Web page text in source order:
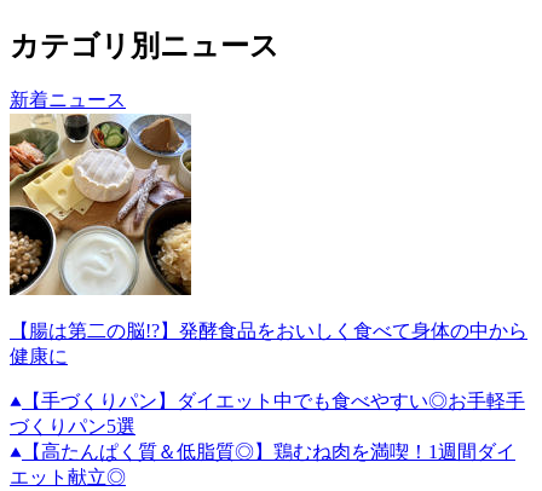
カテゴリ別ニュース
新着ニュース
【腸は第二の脳!?】発酵食品をおいしく食べて身体の中から
健康に
【手づくりパン】ダイエット中でも食べやすい◎お手軽手
づくりパン5選
【高たんぱく質＆低脂質◎】鶏むね肉を満喫！1週間ダイ
エット献立◎